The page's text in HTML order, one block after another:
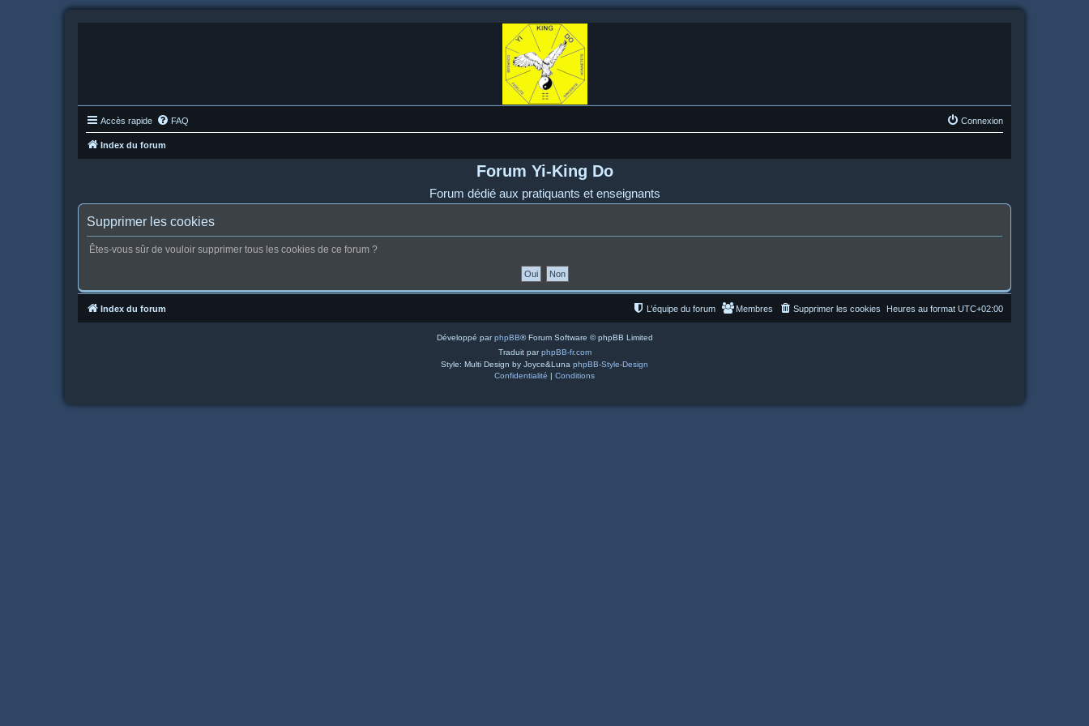
Accès rapide FAQ Connexion
Index du forum
Forum Yi-King Do
Forum dédié aux pratiquants et enseignants
Supprimer les cookies
Êtes-vous sûr de vouloir supprimer tous les cookies de ce forum ?
Index du forum Heures au format UTC+02:00
Supprimer les cookies
Membres
L’équipe du forum
Développé parphpBB® Forum Software © phpBB Limited
Traduit parphpBB-fr.com
Style: Multi Design by Joyce&Luna phpBB-Style-Design
Confidentialité | Conditions